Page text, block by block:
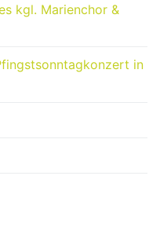
kgl. Marienchor &
in